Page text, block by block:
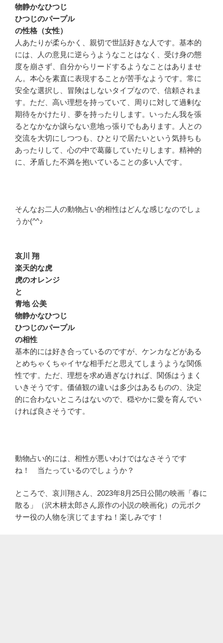
物静かなひつじ
ひつじのパープル
の性格（女性）
人あたりが柔らかく、親切で世話好きな人です。基本的
には、人の意見に逆らうようなことはなく、受け身の態
度を崩さず、自分からリードするようなことはありませ
ん。本心を素直に表現することが苦手なようです。常に
安全な選択し、冒険はしないタイプなので、信頼されま
す。ただ、高い理想を持っていて、周りに対して過剰な
期待をかけたり、夢を持ったりします。いったん我を張
るとなかなか譲らない意地っ張りでもあります。人との
交流を大切にしつつも、ひとりで居たいという気持ちも
あったりして、心の中で葛藤していたりします。精神的
に、矛盾した不満を抱いていることの多い人です。
そんなお二人の動物占い的相性はどんな感じなのでしょ
うか(^^♪
哀川 翔
楽天的な虎
虎のオレンジ
と
青地 公美
物静かなひつじ
ひつじのパープル
の相性
基本的には好き合っているのですが、ケンカなどがある
とめちゃくちゃイヤな相手だと思えてしまうような関係
性です。ただ、理想を求め過ぎなければ、関係はうまく
いきそうです。価値観の違いは多少はあるものの、決定
的に合わないところはないので、穏やかに愛を育んでい
ければ良さそうです。
動物占い的には、相性が悪いわけではなさそうです
ね！ 当たっているのでしょうか？
ところで、哀川翔さん、2023年8月25日公開の映画「春に
散る」（沢木耕太郎さん原作の小説の映画化）の元ボク
サー役の人物を演じてますね！楽しみです！